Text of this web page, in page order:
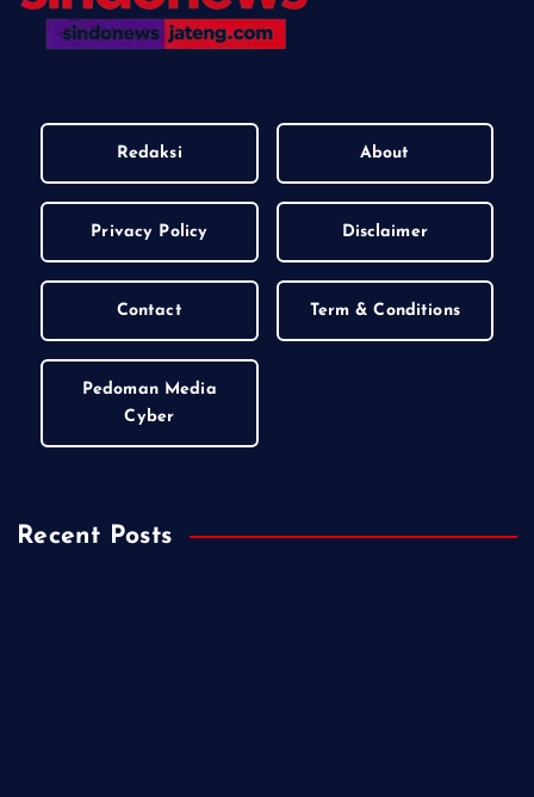
Redaksi About
Privacy Policy Disclaimer
Contact Term & Conditions
Pedoman Media
Cyber
Recent Posts